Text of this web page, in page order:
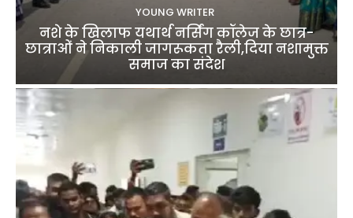
YOUNG WRITER
नशे के खिलाफ यथार्थ नर्सिंग कॉलेज के छात्र-
छात्राओं ने निकाली जागरूकता रैली,दिया नशामुक्त
समाज का संदेश